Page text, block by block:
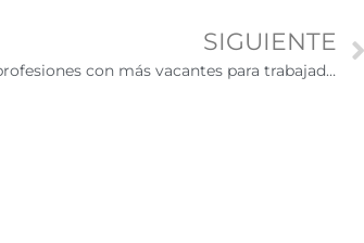
SIGUIENTE
Oficios y profesiones con más vacantes para trabajadores extranjeros en EE.UU.
Ciudadanízate, el curso gratuito de preparación